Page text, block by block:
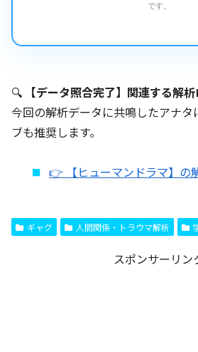
です。
🔍 【データ照合完了】関連する解
今回の解析データに共鳴したアナタ
ブも推奨します。
👉 【ヒューマンドラマ】の
ギャグ 人間関係・トラウマ解析
スポンサーリン